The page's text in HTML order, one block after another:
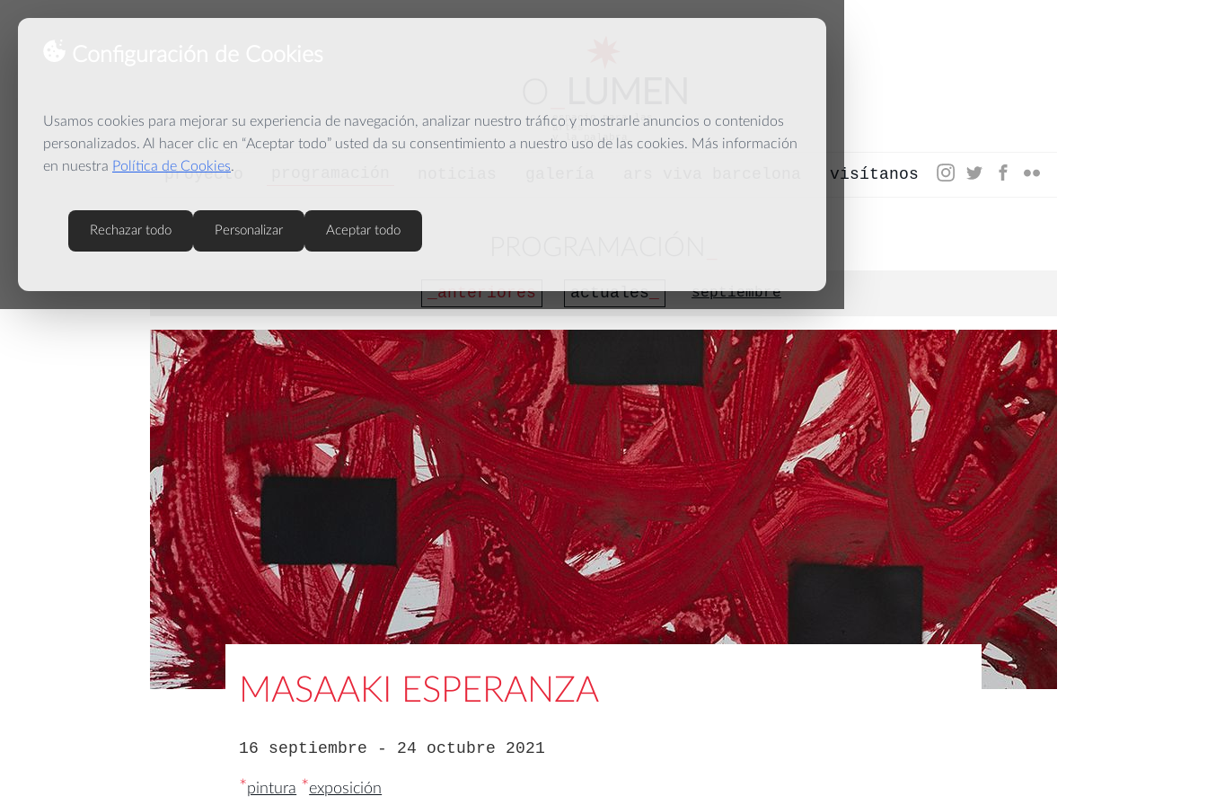
Usamos cookies para mejorar su experiencia de navegación, analizar nuestro tráfico y mostrarle anuncios o contenidos
personalizados. Al hacer clic en “Aceptar todo” usted da su consentimiento a nuestro uso de las cookies. Más información
en nuestra Política de Cookies.
Rechazar todo Personalizar Aceptar todo
espacio para las
artes
y la palabra
proyecto visítanos
anteriores actuales septiembre
MASAAKI ESPERANZA
16 septiembre - 24 octubre 2021
*pintura *exposición